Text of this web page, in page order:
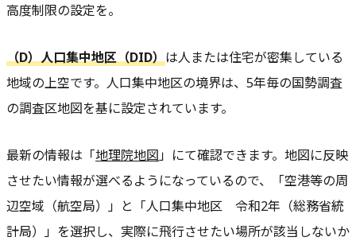
高度制限の設定を。
（D）人口集中地区（DID）は人または住宅が密集している
地域の上空です。人口集中地区の境界は、5年毎の国勢調査
の調査区地図を基に設定されています。
最新の情報は「地理院地図」にて確認できます。地図に反映
させたい情報が選べるようになっているので、「空港等の周
辺空域（航空局）」と「人口集中地区 令和2年（総務省統
計局）」を選択し、実際に飛行させたい場所が該当しないか